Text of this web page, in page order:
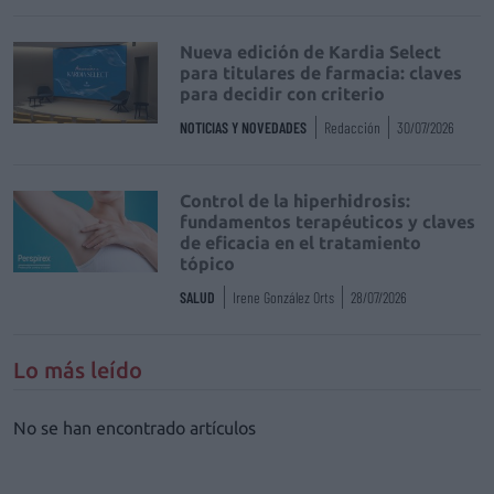
Nueva edición de Kardia Select
para titulares de farmacia: claves
para decidir con criterio
NOTICIAS Y NOVEDADES Redacción 30/07/2026
Control de la hiperhidrosis:
fundamentos terapéuticos y claves
de eficacia en el tratamiento
tópico
SALUD Irene González Orts 28/07/2026
Lo más leído
No se han encontrado artículos